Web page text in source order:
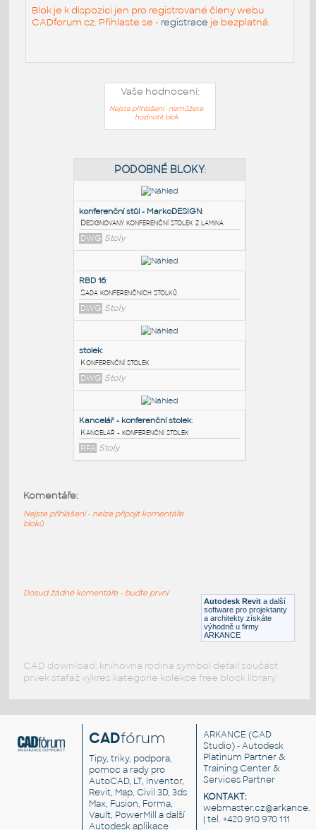
Blok je k dispozici jen pro registrované členy webu
CADforum.cz. Přihlaste se - registrace je bezplatná.
Vaše hodnocení:
Nejste přihlášeni - nemůžete
hodnotit blok
konferenční stůl - MarkoDESIGN
Designovaný konferenční stolek z lamina
DWG Stoly
RBD 16:
Sada konferenčních stolků
DWG Stoly
DWG
Stoly
Autodesk Revit a další
software pro projektanty
a architekty získáte
výhodně u firmy
ARKANCE
Komentáře:
Nejste přihlášeni - nelze připojit komentáře
bloků
Dosud žádné komentáře - buďte první
CAD download: knihovna rodina symbol detail součást
prvek stafáž výkres kategorie kolekce free block library
CADfórum
Tipy, triky, podpora,
pomoc a rady pro
AutoCAD, LT, Inventor,
Revit, Map, Civil 3D, 3ds
Max, Fusion, Forma,
Vault, PowerMill a další
Autodesk aplikace
ARKANCE (CAD
Studio) - Autodesk
Platinum Partner &
Training Center &
Services Partner
KONTAKT:
| tel. +420 910 970 111